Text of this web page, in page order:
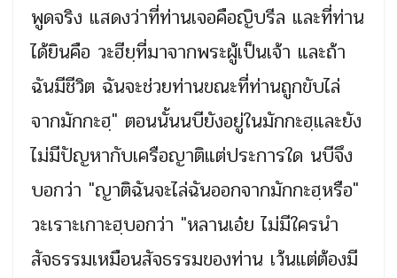
พูดจริง แสดงว่าที่ท่านเจอคือญิบรีล และที่ท่าน
ได้ยินคือ วะฮียฺที่มาจากพระผู้เป็นเจ้า และถ้า
ฉันมีชีวิต ฉันจะช่วยท่านขณะที่ท่านถูกขับไล่
จากมักกะฮฺ" ตอนนั้นนบียังอยู่ในมักกะฮฺและยัง
ไม่มีปัญหากับเครือญาติแต่ประการใด นบีจึง
บอกว่า "ญาติฉันจะไล่ฉันออกจากมักกะฮฺหรือ"
วะเราะเกาะฮฺบอกว่า "หลานเอ๋ย ไม่มีใครนำ
สัจธรรมเหมือนสัจธรรมของท่าน เว้นแต่ต้องมี